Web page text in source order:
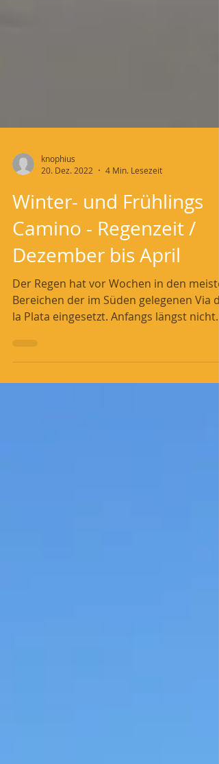
knophius
20. Dez. 2022
4 Min. Lesezeit
Winter- und Frühlings
Camino - Regenzeit /
Dezember bis April
la Plata eingesetzt. Anfangs längst nicht